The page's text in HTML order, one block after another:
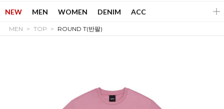
NEW MEN WOMEN DENIM ACC
MEN TOP ROUND T(반팔)